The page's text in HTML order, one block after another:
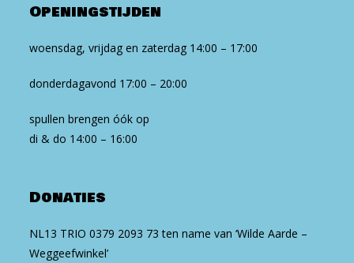
Openingstijden
woensdag, vrijdag en zaterdag 14:00 – 17:00
donderdagavond 17:00 – 20:00
spullen brengen óók op
di & do 14:00 – 16:00
Donaties
NL13 TRIO 0379 2093 73 ten na­me van ‘Wilde Aarde –
Weg­geef­win­kel’